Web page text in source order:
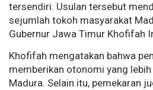
tersendiri. Usulan tersebut
sejumlah tokoh masyarakat
Gubernur Jawa Timur Khofifah
Khofifah mengatakan bahwa
memberikan otonomi yang
Madura. Selain itu, pemekaran